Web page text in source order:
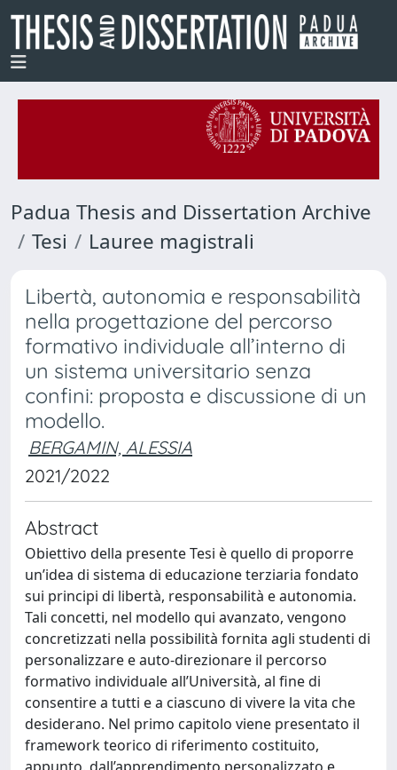
Padua Thesis and Dissertation Archive
Tesi
Lauree magistrali
Libertà, autonomia e responsabilità
nella progettazione del percorso
formativo individuale all’interno di
un sistema universitario senza
confini: proposta e discussione di un
modello.
BERGAMIN, ALESSIA
2021/2022
Abstract
Obiettivo della presente Tesi è quello di proporre
un’idea di sistema di educazione terziaria fondato
sui principi di libertà, responsabilità e autonomia.
Tali concetti, nel modello qui avanzato, vengono
concretizzati nella possibilità fornita agli studenti di
personalizzare e auto-direzionare il percorso
formativo individuale all’Università, al fine di
consentire a tutti e a ciascuno di vivere la vita che
desiderano. Nel primo capitolo viene presentato il
framework teorico di riferimento costituito,